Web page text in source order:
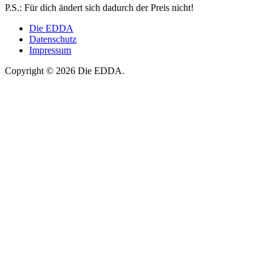
P.S.: Für dich ändert sich dadurch der Preis nicht!
Die EDDA
Datenschutz
Impressum
Copyright © 2026 Die EDDA.